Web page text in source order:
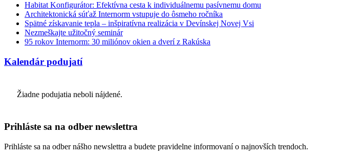
Habitat Konfigurátor: Efektívna cesta k individuálnemu pasívnemu domu
Architektonická súťaž Internorm vstupuje do ôsmeho ročníka
Spätné získavanie tepla – inšpiratívna realizácia v Devínskej Novej Vsi
Nezmeškajte užitočný seminár
95 rokov Internorm: 30 miliónov okien a dverí z Rakúska
Kalendár podujatí
Žiadne podujatia neboli nájdené.
Prihláste sa na odber newslettra
Prihláste sa na odber nášho newslettra a budete pravidelne informovaní o najnovších trendoch.